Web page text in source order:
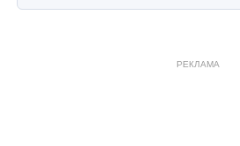
РЕКЛАМА